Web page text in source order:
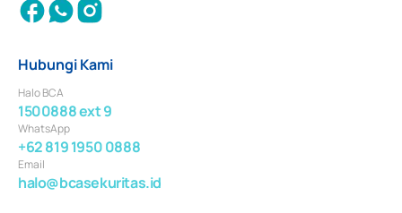
Hubungi Kami
Halo BCA
1500888 ext 9
WhatsApp
+62 819 1950 0888
Email
halo@bcasekuritas.id